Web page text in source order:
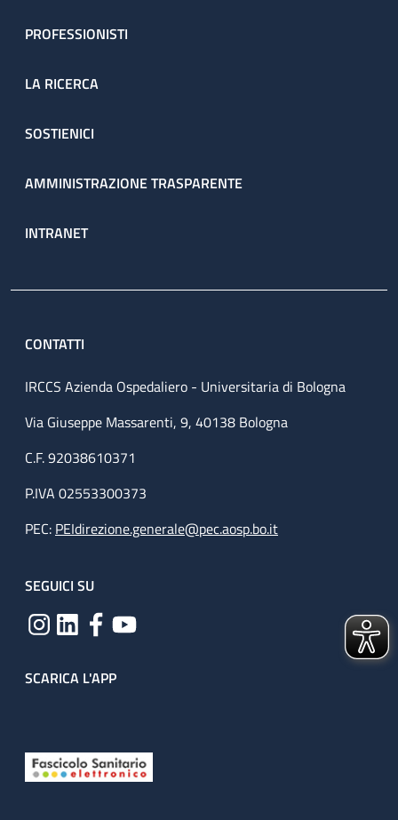
PROFESSIONISTI
LA RICERCA
SOSTIENICI
AMMINISTRAZIONE TRASPARENTE
INTRANET
CONTATTI
IRCCS Azienda Ospedaliero - Universitaria di Bologna
Via Giuseppe Massarenti, 9, 40138 Bologna
C.F. 92038610371
P.IVA 02553300373
PEC: PEIdirezione.generale@pec.aosp.bo.it
SEGUICI SU
SCARICA L'APP